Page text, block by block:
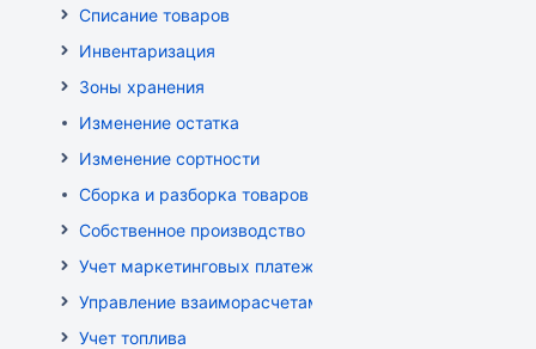
Списание товаров
Инвентаризация
Зоны хранения
Изменение остатка
Изменение сортности
Сборка и разборка товаров
Собственное производство
Учет маркетинговых платежей
Управление взаиморасчетами
Учет топлива